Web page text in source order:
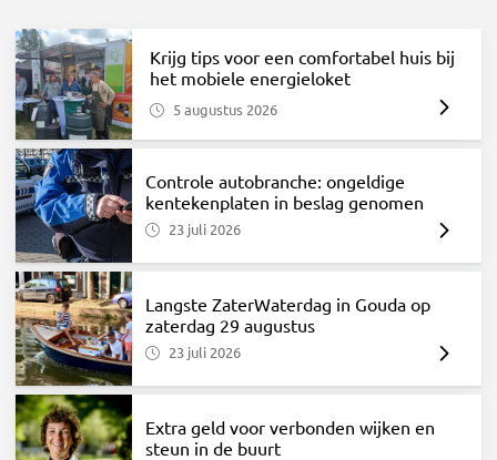
Krijg tips voor een comfortabel huis bij
het mobiele energieloket
5 augustus 2026
Controle autobranche: ongeldige
kentekenplaten in beslag genomen
23 juli 2026
Langste ZaterWaterdag in Gouda op
zaterdag 29 augustus
23 juli 2026
Extra geld voor verbonden wijken en
steun in de buurt